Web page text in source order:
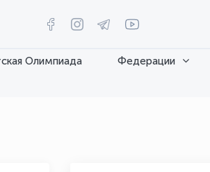
Олимпиада Федерации